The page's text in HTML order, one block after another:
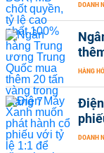
DOANH
HÀNG
DOANH